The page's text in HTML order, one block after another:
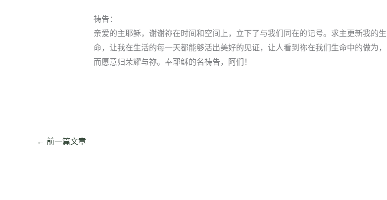
祷告：
亲爱的主耶稣，谢谢祢在时间和空间上，立下了与我们同在的记号。求主更新我的生
命，让我在生活的每一天都能够活出美好的见证，让人看到祢在我们生命中的做为，
而愿意归荣耀与祢。奉耶稣的名祷告，阿们！
← 前一篇文章